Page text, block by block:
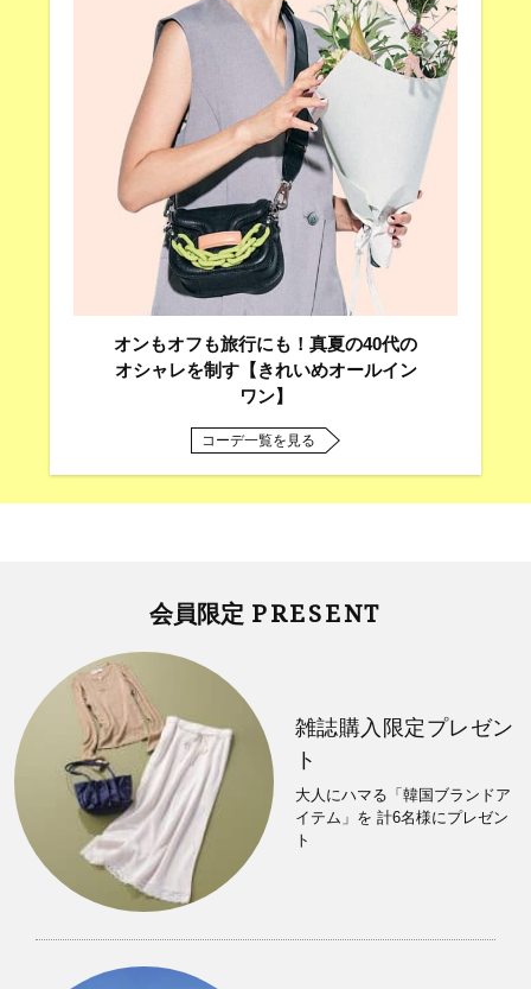
オンもオフも旅行にも！真夏の40代の
オシャレを制す【きれいめオールイン
ワン】
コーデ一覧を見る
会員限定 PRESENT
雑誌購入限定プレゼン
ト
大人にハマる「韓国ブランドア
イテム」を 計6名様にプレゼン
ト